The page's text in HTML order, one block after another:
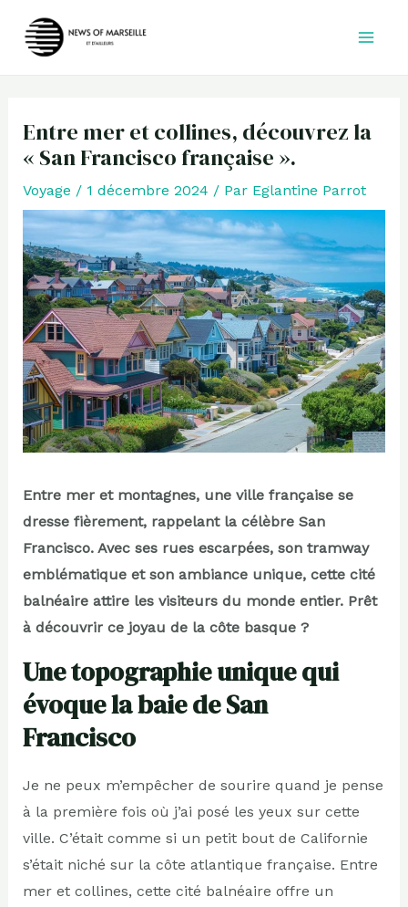
Entre mer et collines, découvrez la
« San Francisco française ».
Voyage / 1 décembre 2024 / Par Eglantine Parrot
Entre mer et montagnes, une ville française se
dresse fièrement, rappelant la célèbre San
Francisco. Avec ses rues escarpées, son tramway
emblématique et son ambiance unique, cette cité
balnéaire attire les visiteurs du monde entier. Prêt
à découvrir ce joyau de la côte basque ?
Une topographie unique qui
évoque la baie de San
Francisco
Je ne peux m’empêcher de sourire quand je pense
à la première fois où j’ai posé les yeux sur cette
ville. C’était comme si un petit bout de Californie
s’était niché sur la côte atlantique française. Entre
mer et collines, cette cité balnéaire offre un